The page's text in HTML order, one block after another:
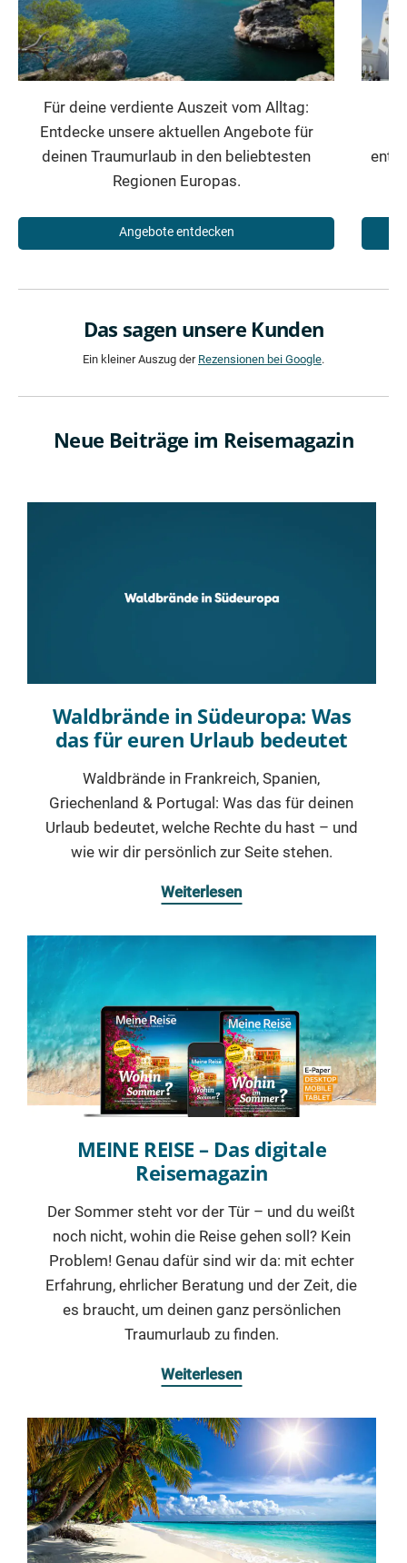
Für deine verdiente Auszeit vom Alltag:
Entdecke unsere aktuellen Angebote für
deinen Traumurlaub in den beliebtesten
Regionen Europas.
Angebote entdecken
Das sagen unsere Kunden
Ein kleiner Auszug der Rezensionen bei Google.
Neue Beiträge im Reisemagazin
Waldbrände in Südeuropa: Was
das für euren Urlaub bedeutet
Waldbrände in Frankreich, Spanien,
Griechenland & Portugal: Was das für deinen
Urlaub bedeutet, welche Rechte du hast – und
wie wir dir persönlich zur Seite stehen.
Weiterlesen
MEINE REISE – Das digitale
Reisemagazin
Der Sommer steht vor der Tür – und du weißt
noch nicht, wohin die Reise gehen soll? Kein
Problem! Genau dafür sind wir da: mit echter
Erfahrung, ehrlicher Beratung und der Zeit, die
es braucht, um deinen ganz persönlichen
Traumurlaub zu finden.
Weiterlesen